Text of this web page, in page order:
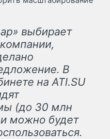
выбирает
В
на ATI.SU
(до 30 млн
можно будет